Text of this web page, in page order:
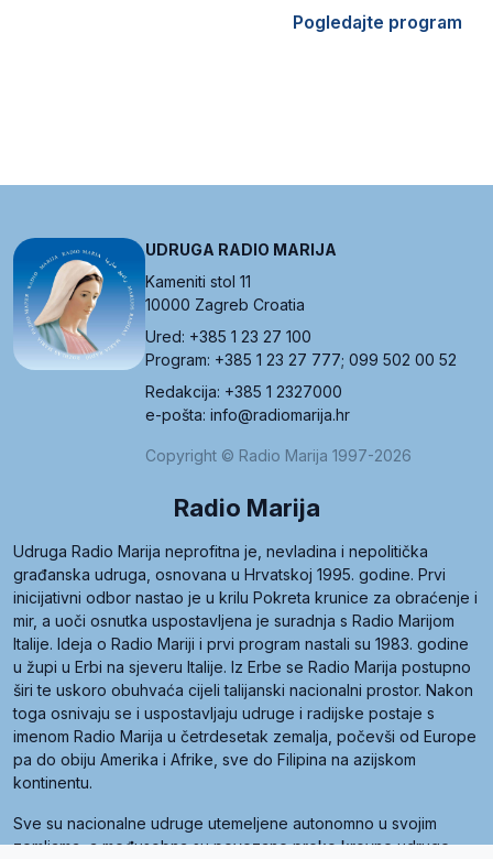
Pogledajte program
UDRUGA RADIO MARIJA
Kameniti stol 11
10000 Zagreb Croatia
Ured: +385 1 23 27 100
Program: +385 1 23 27 777; 099 502 00 52
Redakcija: +385 1 2327000
e-pošta: info@radiomarija.hr
Copyright © Radio Marija 1997-2026
Radio Marija
Udruga Radio Marija neprofitna je, nevladina i nepolitička
građanska udruga, osnovana u Hrvatskoj 1995. godine. Prvi
inicijativni odbor nastao je u krilu Pokreta krunice za obraćenje i
mir, a uoči osnutka uspostavljena je suradnja s Radio Marijom
Italije. Ideja o Radio Mariji i prvi program nastali su 1983. godine
u župi u Erbi na sjeveru Italije. Iz Erbe se Radio Marija postupno
širi te uskoro obuhvaća cijeli talijanski nacionalni prostor. Nakon
toga osnivaju se i uspostavljaju udruge i radijske postaje s
imenom Radio Marija u četrdesetak zemalja, počevši od Europe
pa do obiju Amerika i Afrike, sve do Filipina na azijskom
kontinentu.
Sve su nacionalne udruge utemeljene autonomno u svojim
zemljama, a međusobna su povezane preko krovne udruge